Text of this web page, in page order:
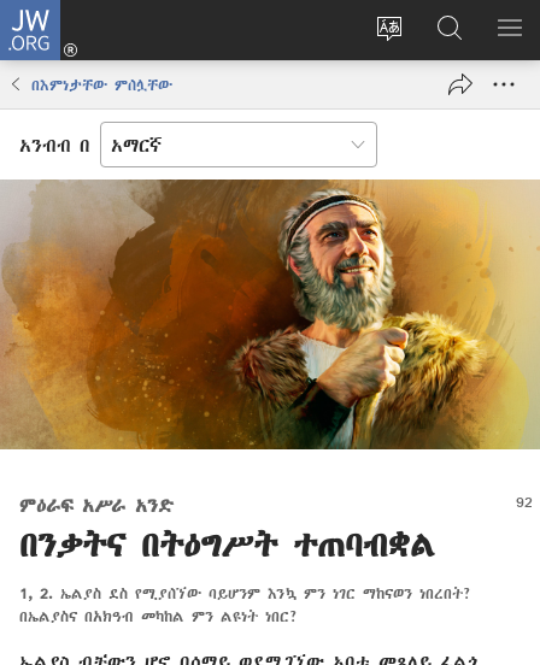
JW.ORG
የድረ
ግባ
(አዲስ
JW.ORG
ላይ
መፈለጊያ
በእምነታቸው ምሰሏቸው
አንብብ በ
ምዕራፍ አሥራ አንድ
በንቃትና በትዕግሥት ተጠባብቋል
1, 2. ኤልያስ ደስ የሚያሰኘው ባይሆንም እንኳ ምን ነገር ማከናወን ነበረበት?
በኤልያስና በአክዓብ መካከል ምን ልዩነት ነበር?